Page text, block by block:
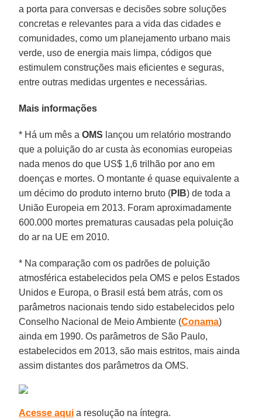
a porta para conversas e decisões sobre soluções
concretas e relevantes para a vida das cidades e
comunidades, como um planejamento urbano mais
verde, uso de energia mais limpa, códigos que
estimulem construções mais eficientes e seguras,
entre outras medidas urgentes e necessárias.
Mais informações
* Há um mês aOMS lançou um relatório mostrando
que a poluição do ar custa às economias europeias
nada menos do que US$ 1,6 trilhão por ano em
doenças e mortes. O montante é quase equivalente a
um décimo do produto interno bruto (PIB) de toda a
União Europeia em 2013. Foram aproximadamente
600.000 mortes prematuras causadas pela poluição
do ar na UE em 2010.
* Na comparação com os padrões de poluição
atmosférica estabelecidos pela OMS e pelos Estados
Unidos e Europa, o Brasil está bem atrás, com os
parâmetros nacionais tendo sido estabelecidos pelo
Conselho Nacional de Meio Ambiente (Conama)
ainda em 1990. Os parâmetros de São Paulo,
estabelecidos em 2013, são mais estritos, mais ainda
assim distantes dos parâmetros da OMS.
Acesse aqui a resolução na íntegra.